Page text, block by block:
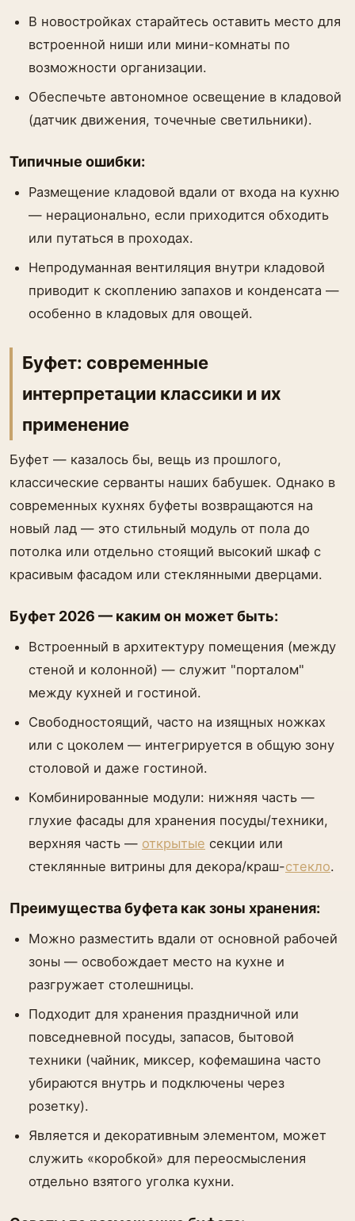
В новостройках старайтесь оставить место для
встроенной ниши или мини-комнаты по
возможности организации.
Обеспечьте автономное освещение в кладовой
(датчик движения, точечные светильники).
Типичные ошибки:
Размещение кладовой вдали от входа на кухню
— нерационально, если приходится обходить
или путаться в проходах.
Непродуманная вентиляция внутри кладовой
приводит к скоплению запахов и конденсата —
особенно в кладовых для овощей.
Буфет: современные
интерпретации классики и их
применение
Буфет — казалось бы, вещь из прошлого,
классические серванты наших бабушек. Однако в
современных кухнях буфеты возвращаются на
новый лад — это стильный модуль от пола до
потолка или отдельно стоящий высокий шкаф с
красивым фасадом или стеклянными дверцами.
Буфет 2026 — каким он может быть:
Встроенный в архитектуру помещения (между
стеной и колонной) — служит "порталом"
между кухней и гостиной.
Свободностоящий, часто на изящных ножках
или с цоколем — интегрируется в общую зону
столовой и даже гостиной.
Комбинированные модули: нижняя часть —
глухие фасады для хранения посуды/техники,
верхняя часть — открытые секции или
стеклянные витрины для декора/краш-стекло.
Преимущества буфета как зоны хранения:
Можно разместить вдали от основной рабочей
зоны — освобождает место на кухне и
разгружает столешницы.
Подходит для хранения праздничной или
повседневной посуды, запасов, бытовой
техники (чайник, миксер, кофемашина часто
убираются внутрь и подключены через
розетку).
Является и декоративным элементом, может
служить «коробкой» для переосмысления
отдельно взятого уголка кухни.